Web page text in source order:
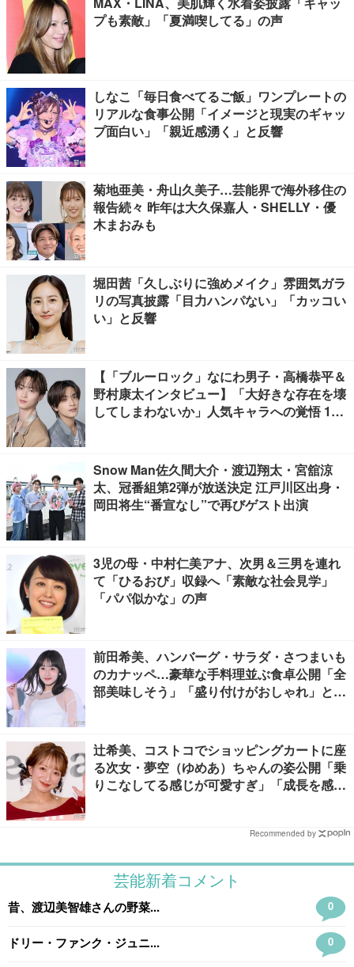
プも素敵」「夏満喫してる」の声
しなこ「毎日食べてるご飯」ワンプレートの
リアルな食事公開「イメージと現実のギャッ
プ面白い」「親近感湧く」と反響
菊地亜美・舟山久美子…芸能界で海外移住の
報告続々 昨年は大久保嘉人・SHELLY・優
木まおみも
堀田茜「久しぶりに強めメイク」雰囲気ガラ
リの写真披露「目力ハンパない」「カッコい
い」と反響
【「ブルーロック」なにわ男子・高橋恭平＆
野村康太インタビュー】「大好きな存在を壊
してしまわないか」人気キャラへの覚悟 10
Snow Man佐久間大介・渡辺翔太・宮舘涼
太、冠番組第2弾が放送決定 江戸川区出身・
岡田将生“番宣なし”で再びゲスト出演
3児の母・中村仁美アナ、次男＆三男を連れ
て「ひるおび」収録へ「素敵な社会見学」
「パパ似かな」の声
前田希美、ハンバーグ・サラダ・さつまいも
のカナッペ…豪華な手料理並ぶ食卓公開「全
部美味しそう」「盛り付けがおしゃれ」と絶
辻希美、コストコでショッピングカートに座
る次女・夢空（ゆめあ）ちゃんの姿公開「乗
りこなしてる感じが可愛すぎ」「成長を感じ
Recommended by